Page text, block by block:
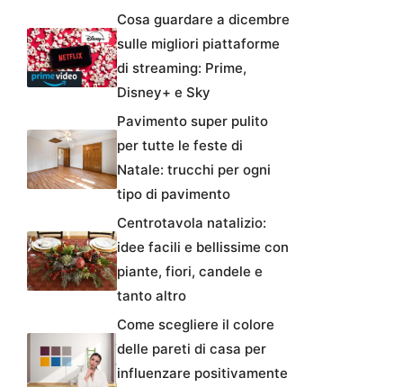
Cosa guardare a dicembre
sulle migliori piattaforme
di streaming: Prime,
Disney+ e Sky
Pavimento super pulito
per tutte le feste di
Natale: trucchi per ogni
tipo di pavimento
Centrotavola natalizio:
idee facili e bellissime con
piante, fiori, candele e
tanto altro
Come scegliere il colore
delle pareti di casa per
influenzare positivamente